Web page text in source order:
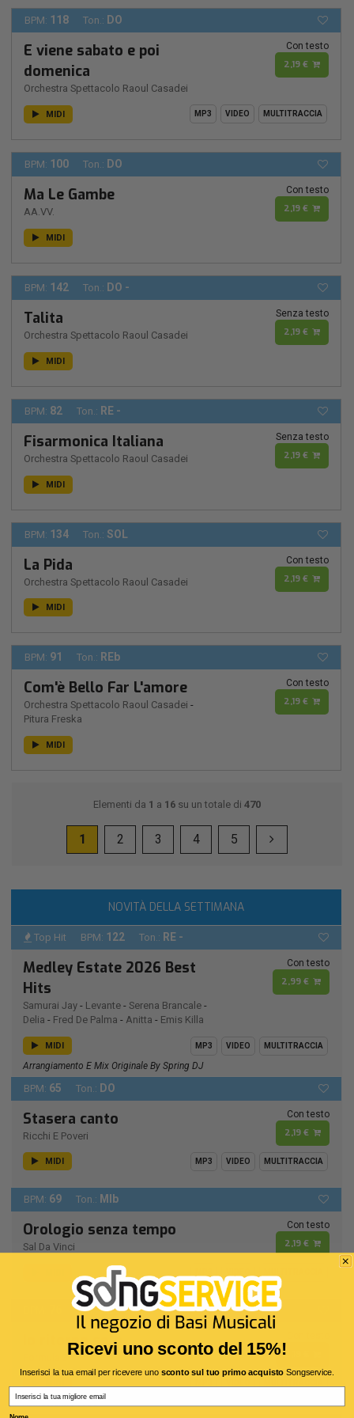
BPM: 118 Ton.: DO
E viene sabato e poi
domenica
Orchestra Spettacolo Raoul Casadei
Con testo
2,19 €
MIDI MP3 VIDEO MULTITRACCIA
BPM: 100 Ton.: DO
Ma Le Gambe
AA.VV.
Con testo
2,19 €
MIDI
BPM: 142 Ton.: DO -
Talita
Orchestra Spettacolo Raoul Casadei
Senza testo
2,19 €
MIDI
BPM: 82 Ton.: RE -
Fisarmonica Italiana
Orchestra Spettacolo Raoul Casadei
Senza testo
2,19 €
MIDI
BPM: 134 Ton.: SOL
La Pida
Orchestra Spettacolo Raoul Casadei
Con testo
2,19 €
MIDI
BPM: 91 Ton.: REb
Com'è Bello Far L'amore
Orchestra Spettacolo Raoul Casadei -
Pitura Freska
Con testo
2,19 €
MIDI
Elementi da 1 a 16 su un totale di 470
1 2 3 4 5
NOVITÀ DELLA SETTIMANA
Top Hit BPM: 122 Ton.: RE -
Medley Estate 2026 Best
Hits
Samurai Jay - Levante - Serena Brancale -
Delia - Fred De Palma - Anitta - Emis Killa
Con testo
2,99 €
MIDI MP3 VIDEO MULTITRACCIA
Arrangiamento E Mix Originale By Spring DJ
BPM: 65 Ton.: DO
Stasera canto
Ricchi E Poveri
Con testo
2,19 €
MIDI MP3 VIDEO MULTITRACCIA
BPM: 69 Ton.: MIb
Orologio senza tempo
Sal Da Vinci
Con testo
2,19 €
Ton.:RE -
Io ritorno solo
2,19 €
Remastering 1990
Ricevi uno sconto del 15%!
Inserisci la tua email per ricevere uno sconto sul tuo primo acquistoSongservice.